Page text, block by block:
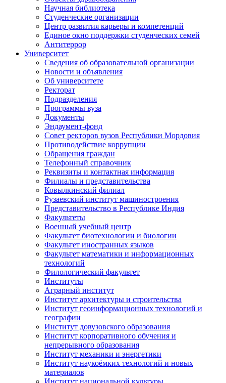
Научная библиотека
Студенческие организации
Центр развития карьеры и компетенций
Единое окно поддержки студенческих семей
Антитеррор
Университет
Сведения об образовательной организации
Новости и объявления
Об университете
Ректорат
Подразделения
Программы вуза
Документы
Эндаумент-фонд
Совет ректоров вузов Республики Мордовия
Противодействие коррупции
Обращения граждан
Телефонный справочник
Реквизиты и контактная информация
Филиалы и представительства
Ковылкинский филиал
Рузаевский институт машиностроения
Представительство в Республике Индия
Факультеты
Военный учебный центр
Факультет биотехнологии и биологии
Факультет иностранных языков
Факультет математики и информационных
технологий
Филологический факультет
Институты
Аграрный институт
Институт архитектуры и строительства
Институт геоинформационных технологий и
географии
Институт довузовского образования
Институт корпоративного обучения и
непрерывного образования
Институт механики и энергетики
Институт наукоёмких технологий и новых
материалов
Институт национальной культуры